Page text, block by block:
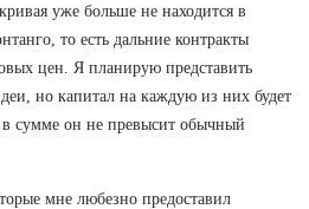
уже больше не находится в
то есть дальние контракты
цен. Я планирую представить
но капитал на каждую из них будет
сумме он не превысит обычный
мне любезно предоставил